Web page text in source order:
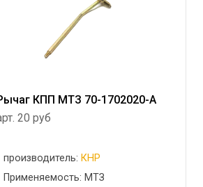
КПП МТЗ 70-1702020-А
20 руб
производитель: КНР
Применяемость: МТЗ